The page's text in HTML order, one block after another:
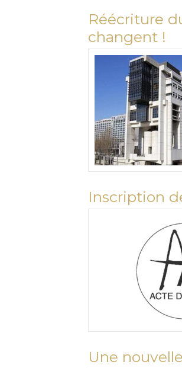
Réécriture
changent !
Inscription
Une